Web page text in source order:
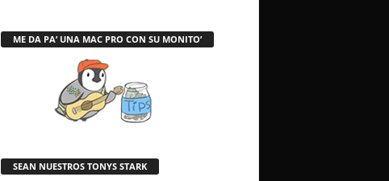
ME DA PA’ UNA MAC PRO CON SU MONITO’
SEAN NUESTROS TONYS STARK